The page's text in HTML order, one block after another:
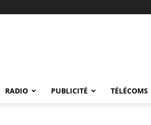
RADIO PUBLICITÉ TÉLÉCOMS